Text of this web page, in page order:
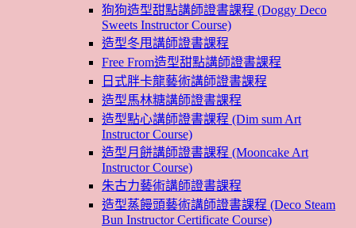
狗狗造型甜點講師證書課程 (Doggy Deco
Sweets Instructor Course)
造型冬甩講師證書課程
Free From造型甜點講師證書課程
日式胖卡龍藝術講師證書課程
造型馬林糖講師證書課程
造型點心講師證書課程 (Dim sum Art
Instructor Course)
造型月餅講師證書課程 (Mooncake Art
Instructor Course)
朱古力藝術講師證書課程
造型蒸饅頭藝術講師證書課程 (Deco Steam
Bun Instructor Certificate Course)